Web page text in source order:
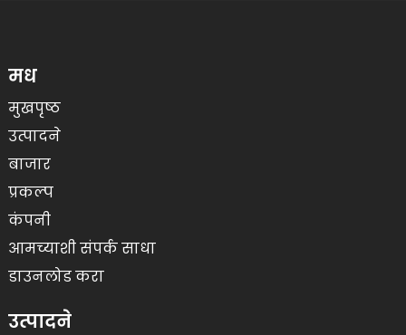
मध
मुखपृष्ठ
उत्पादने
बाजार
प्रकल्प
कंपनी
आमच्याशी संपर्क साधा
डाउनलोड करा
उत्पादने